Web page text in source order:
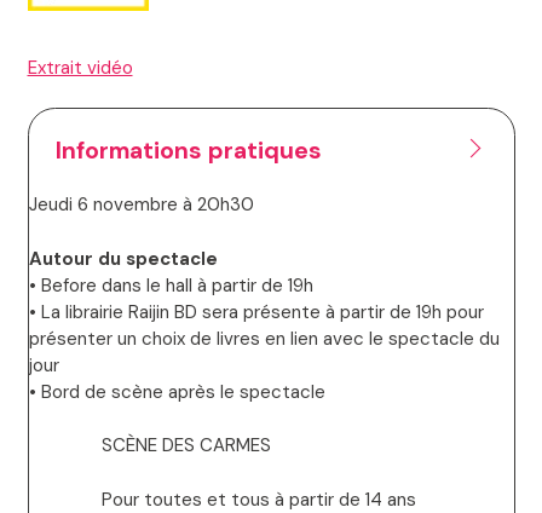
Extrait vidéo
Informations pratiques
Jeudi 6 novembre à 20h30
Autour du spectacle
• Before dans le hall à partir de 19h
• La librairie Raijin BD sera présente à partir de 19h pour
présenter un choix de livres en lien avec le spectacle du
jour
• Bord de scène après le spectacle
SCÈNE DES CARMES
Pour toutes et tous à partir de 14 ans